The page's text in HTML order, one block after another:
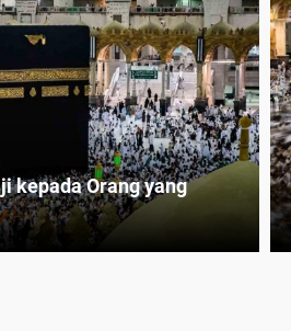
kepada Orang yang